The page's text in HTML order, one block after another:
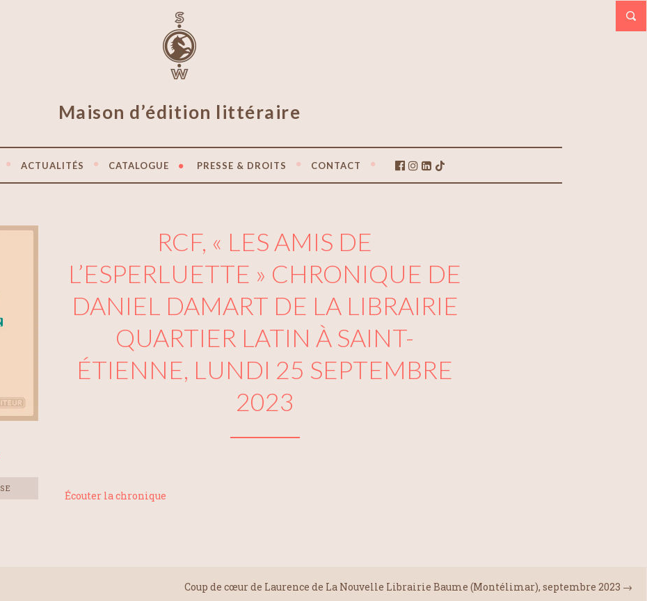
Maison d’édition littéraire
ACTUALITÉS CATALOGUE PRESSE & DROITS CONTACT
RCF, « LES AMIS DE
L’ESPERLUETTE » CHRONIQUE DE
DANIEL DAMART DE LA LIBRAIRIE
QUARTIER LATIN À SAINT-
ÉTIENNE, LUNDI 25 SEPTEMBRE
2023
Écouter la chronique
Coup de cœur de Laurence de La Nouvelle Librairie Baume (Montélimar), septembre 2023 →